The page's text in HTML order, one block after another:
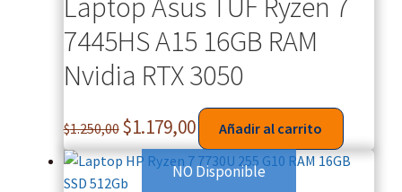
7445HS A15 16GB RAM
Nvidia RTX 3050
$1.250,00 $1.179,00 Añadir al carrito
NO Disponible